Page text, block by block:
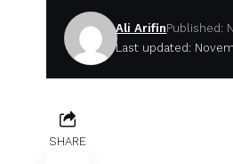
Last updated:
Ali ArifinPublished:
SHARE